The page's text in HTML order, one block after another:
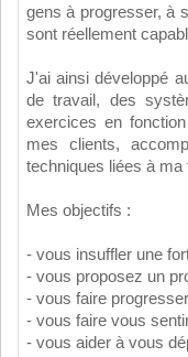
gens à progresser, à
sont réellement
J'ai ainsi développé
de travail, des
exercices en
mes clients,
techniques liées à ma
Mes objectifs :
- vous insuffler une
- vous proposez un
- vous faire
- vous faire vous
- vous aider à vous